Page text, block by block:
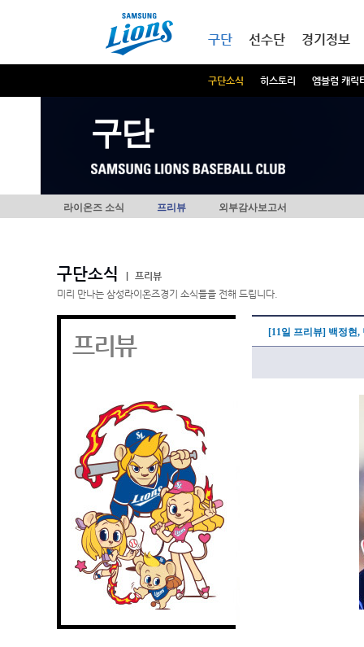
구단
구단소식 히스토리 엠블럼 캐릭
선수단 경기정보
구단
라이온즈 소식 프리뷰 외부감사보고서
구단소식
프리뷰
미리 만나는 삼성라이온즈경기 소식들을 전해 드립니다.
프리뷰 [11일 프리뷰] 백정현